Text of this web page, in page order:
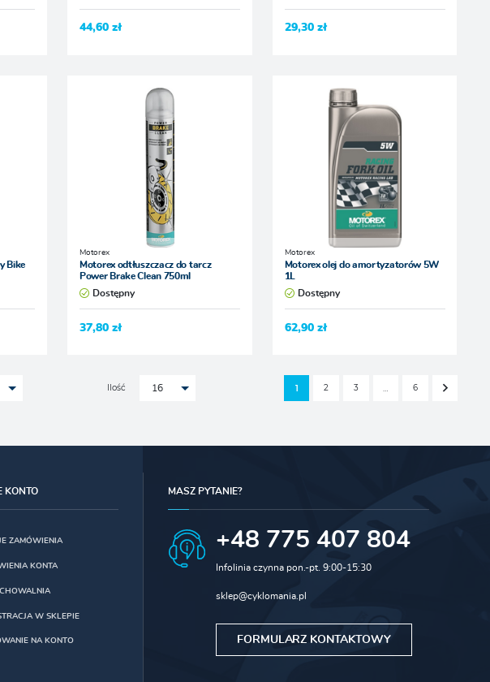
44,60 zł 29,30 zł
Bike
Motorex
Motorex odtłuszczacz do tarcz
Power Brake Clean 750ml
Dostępny
37,80 zł
Motorex
Motorex olej do amortyzatorów 5W
1L
Dostępny
62,90 zł
Ilość 16 1 2 3 6
KONTO
ZAMÓWIENIA
KONTA
W SKLEPIE
NA KONTO
MASZ PYTANIE?
+48 775 407 804
Infolinia czynna pon.-pt. 9:00-15:30
sklep@cyklomania.pl
FORMULARZ KONTAKTOWY